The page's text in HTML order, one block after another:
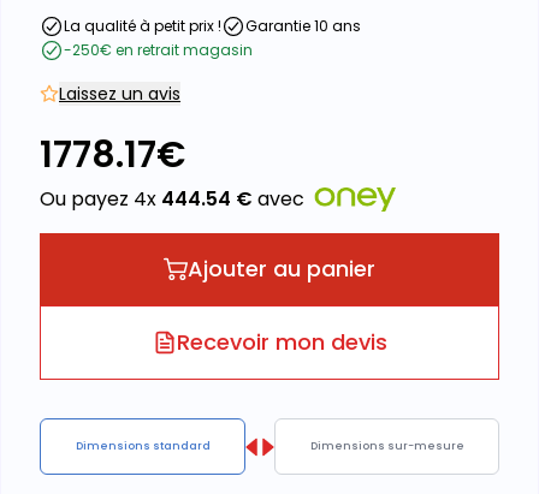
La qualité à petit prix !
Garantie 10 ans
-250€ en retrait magasin
Laissez un avis
1778.17€
Ou payez 4x 444.54 € avec
Ajouter au panier
Recevoir mon devis
Dimensions standard Dimensions sur-mesure